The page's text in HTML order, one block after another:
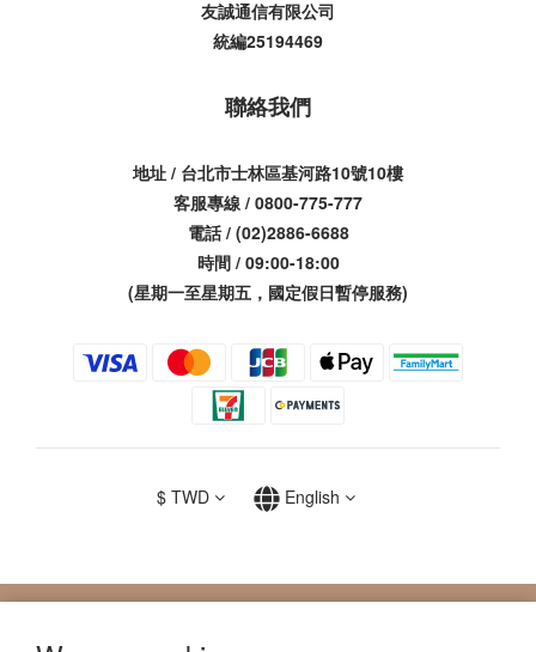
友誠通信有限公司
統編25194469
聯絡我們
地址 / 台北市士林區基河路10號10樓
客服專線 / 0800-775-777
電話 / (02)2886-6688
時間 / 09:00-18:00
(星期一至星期五，國定假日暫停服務)
$ TWD English